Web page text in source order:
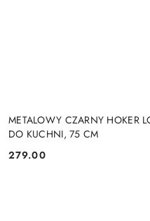
METALOWY CZARNY HOKER
DO KUCHNI, 75 CM
Cena:
279.00